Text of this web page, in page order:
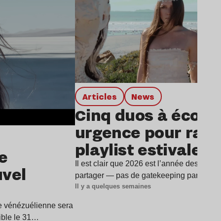
vénézuélienne sera
le 31…
Articles news
Cinq duos à
urgence pour
playlist estivale
Il est clair que 2026 est l’année des
partager — pas de gatekeeping par ici
Il y a quelques semaines